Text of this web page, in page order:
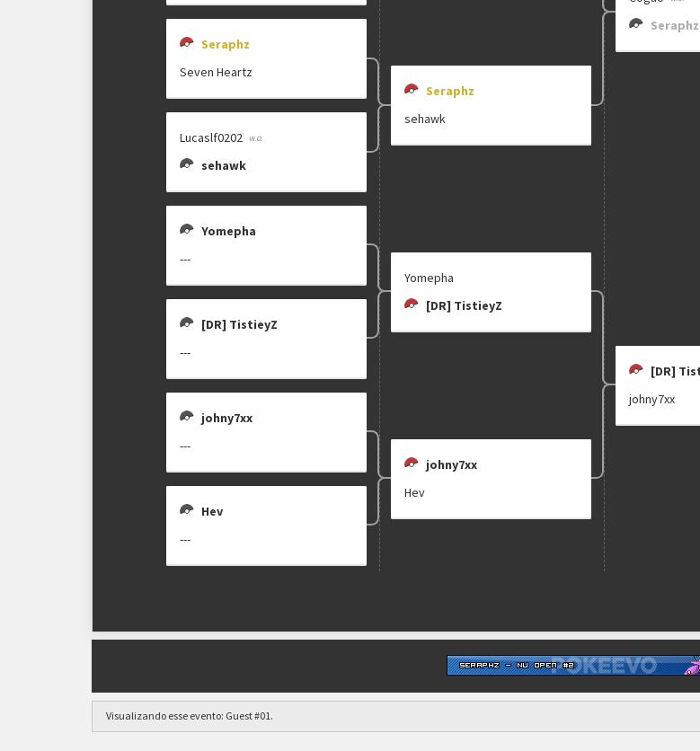
Seraphz
Seven Heartz
Lucaslf0202
sehawk
Yomepha
---
[DR] TistieyZ
---
johny7xx
---
Hev
---
Seraphz
sehawk
Yomepha
[DR] TistieyZ
johny7xx
Hev
Seraphz
[DR]
johny7xx
Visualizando esse evento: Guest #01.